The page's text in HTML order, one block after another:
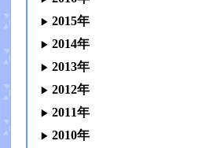
2015年
2014年
2013年
2012年
2011年
2010年